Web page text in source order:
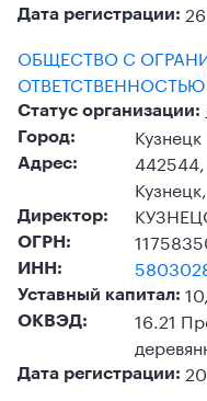
Дата регистрации:
ОБЩЕСТВО С
Статус организации:
Город: Кузнецк
Адрес:
442544,
Директор:
ОГРН:
ИНН:
Уставный капитал:
ОКВЭД:
16.21
Дата регистрации: